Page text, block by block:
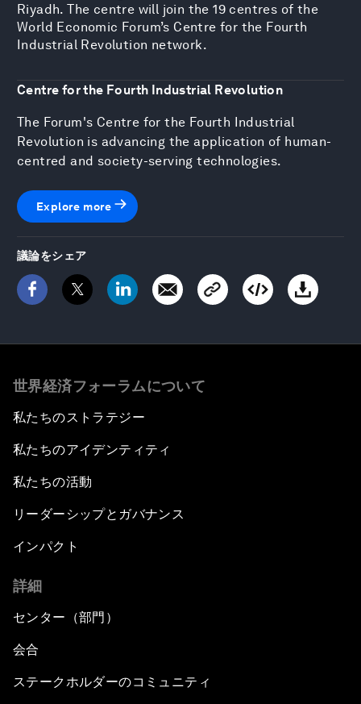
Riyadh. The centre will join the 19 centres of the
World Economic Forum’s Centre for the Fourth
Industrial Revolution network.
Centre for the Fourth Industrial Revolution
The Forum's Centre for the Fourth Industrial
Revolution is advancing the application of human-
centred and society-serving technologies.
Explore more
議論をシェア
世界経済フォーラムについて
私たちのストラテジー
私たちのアイデンティティ
私たちの活動
リーダーシップとガバナンス
インパクト
詳細
センター（部門）
会合
ステークホルダーのコミュニティ